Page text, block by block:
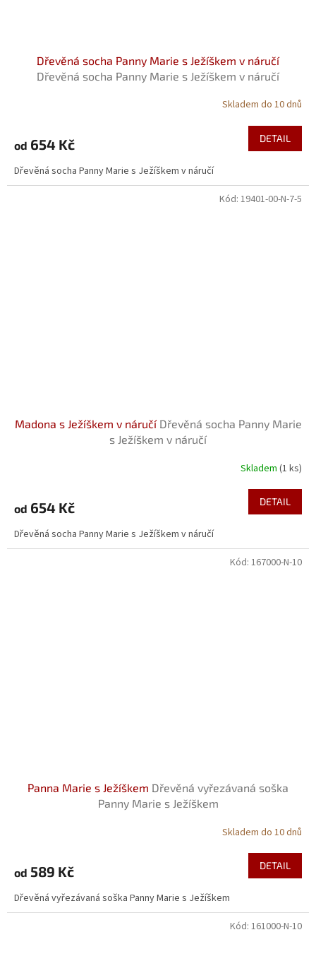
Dřevěná socha Panny Marie s Ježíškem v náručí
Dřevěná socha Panny Marie s Ježíškem v náručí
je
z
5
Skladem do 10 dnů
od 654 Kč DETAIL
Dřevěná socha Panny Marie s Ježíškem v náručí
Madona s Ježíškem v náručí Dřevěná socha Panny Marie
s Ježíškem v náručí
je
z
5
Skladem(1 ks)
od 654 Kč DETAIL
Dřevěná socha Panny Marie s Ježíškem v náručí
Kód: 19401-00-N-7-5
Panna Marie s Ježíškem Dřevěná vyřezávaná soška
Panny Marie s Ježíškem
Skladem do 10 dnů
od 589 Kč DETAIL
Dřevěná vyřezávaná soška Panny Marie s Ježíškem
Kód: 167000-N-10
Kód: 161000-N-10